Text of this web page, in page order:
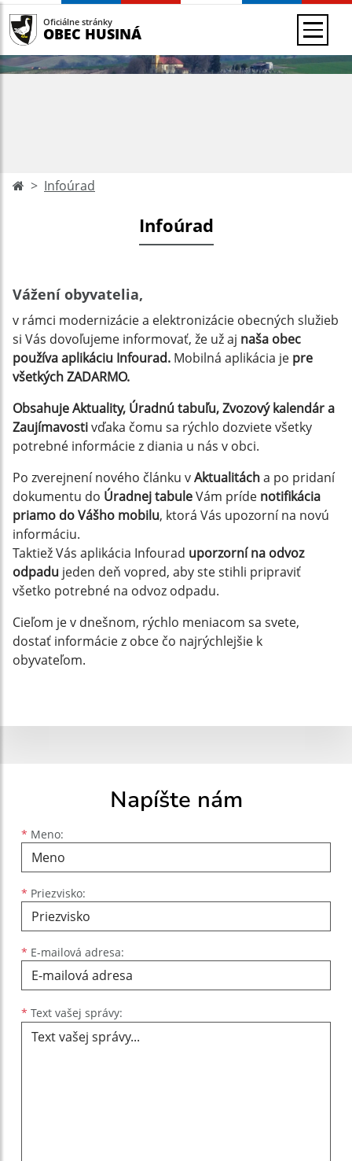
Oficiálne stránky
OBEC HUSINÁ
Infoúrad
Infoúrad
Vážení obyvatelia,
v rámci modernizácie a elektronizácie obecných služieb
si Vás dovoľujeme informovať, že už aj naša obec
používa aplikáciu Infourad. Mobilná aplikácia je pre
všetkých ZADARMO.
Obsahuje Aktuality, Úradnú tabuľu, Zvozový kalendár a
Zaujímavostivďaka čomu sa rýchlo dozviete všetky
potrebné informácie z diania u nás v obci.
Po zverejnení nového článku vAktualitácha po pridaní
dokumentu do Úradnej tabuleVám príde notifikácia
priamo do Vášho mobilu, ktorá Vás upozorní na novú
informáciu.
Taktiež Vás aplikácia Infourad uporzorní na odvoz
odpadu jeden deň vopred, aby ste stihli pripraviť
všetko potrebné na odvoz odpadu.
Cieľom je v dnešnom, rýchlo meniacom sa svete,
dostať informácie z obce čo najrýchlejšie k
obyvateľom.
Napíšte nám
* Meno:
Meno
* Priezvisko:
Priezvisko
* E-mailová adresa:
E-mailová adresa
* Text vašej správy: